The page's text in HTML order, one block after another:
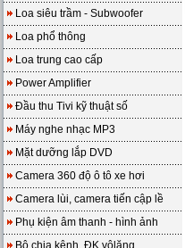
Loa siêu trầm - Subwoofer
Loa phổ thông
Loa trung cao cấp
Power Amplifier
Đầu thu Tivi kỹ thuật số
Máy nghe nhạc MP3
Mặt dưỡng lắp DVD
Camera 360 độ ô tô xe hơi
Camera lùi, camera tiến cập lề
Phụ kiện âm thanh - hình ảnh
Bộ chia kênh, ĐK vôlăng